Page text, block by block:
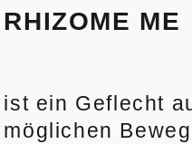
RHIZOME ME
ist ein Geflecht
möglichen